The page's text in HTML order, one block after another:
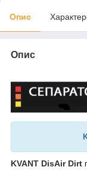
Опис
Опис
KVANT DisAir Dirt